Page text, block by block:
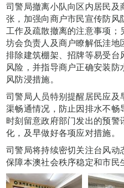
司警局撤离小队向区内居民
张，加强向商户市民宣传防
工作及疏散撤离的注意事项；
坊会负责人及商户瞭解低洼地
排除建筑棚架、招牌等易受台
风险，并指导商户正确安装
风防浸措施。
司警局人员特别提醒居民应及
渠畅通情况，防止因排水不
时刻留意政府部门发出的预
化，及早做好各项应对措施。
司警局将持续密切关注台风动
保障本澳社会秩序稳定和市民